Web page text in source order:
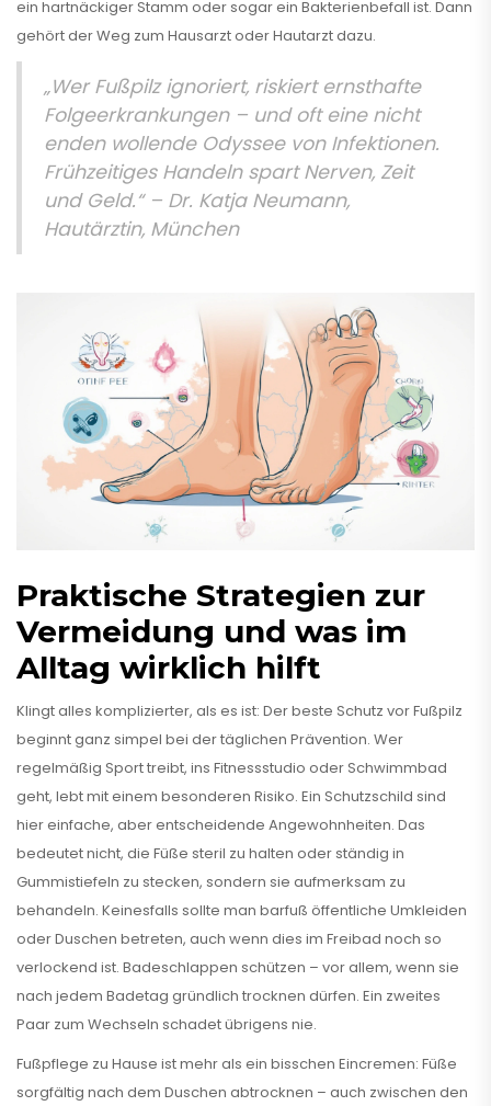
ein hartnäckiger Stamm oder sogar ein Bakterienbefall ist. Dann
gehört der Weg zum Hausarzt oder Hautarzt dazu.
„Wer Fußpilz ignoriert, riskiert ernsthafte
Folgeerkrankungen – und oft eine nicht
enden wollende Odyssee von Infektionen.
Frühzeitiges Handeln spart Nerven, Zeit
und Geld.“ – Dr. Katja Neumann,
Hautärztin, München
Praktische Strategien zur
Vermeidung und was im
Alltag wirklich hilft
Klingt alles komplizierter, als es ist: Der beste Schutz vor Fußpilz
beginnt ganz simpel bei der täglichen Prävention. Wer
regelmäßig Sport treibt, ins Fitnessstudio oder Schwimmbad
geht, lebt mit einem besonderen Risiko. Ein Schutzschild sind
hier einfache, aber entscheidende Angewohnheiten. Das
bedeutet nicht, die Füße steril zu halten oder ständig in
Gummistiefeln zu stecken, sondern sie aufmerksam zu
behandeln. Keinesfalls sollte man barfuß öffentliche Umkleiden
oder Duschen betreten, auch wenn dies im Freibad noch so
verlockend ist. Badeschlappen schützen – vor allem, wenn sie
nach jedem Badetag gründlich trocknen dürfen. Ein zweites
Paar zum Wechseln schadet übrigens nie.
Fußpflege zu Hause ist mehr als ein bisschen Eincremen: Füße
sorgfältig nach dem Duschen abtrocknen – auch zwischen den